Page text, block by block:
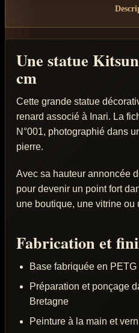
Une statue
cm
Cette grande statue
renard associé à Inari. La
N°001, photographié dans
pierre.
Avec sa hauteur annoncée
pour devenir un point fort
une boutique, une vitrine ou
Fabrication et
Base fabriquée en PETG
Préparation et ponçage
Bretagne
Peinture à la main et